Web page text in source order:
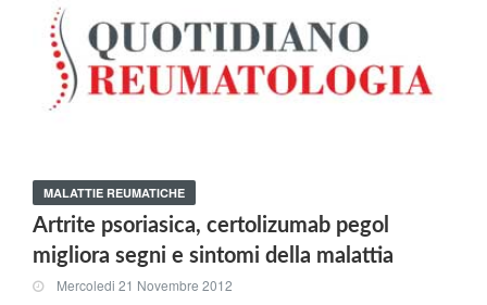
MALATTIE REUMATICHE
Artrite psoriasica, certolizumab pegol
migliora segni e sintomi della malattia
Mercoledi 21 Novembre 2012